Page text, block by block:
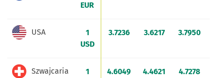
EUR
USA
1
USD
3.7236 3.6217 3.7950
Szwajcaria
1
4.6049 4.4621 4.7278